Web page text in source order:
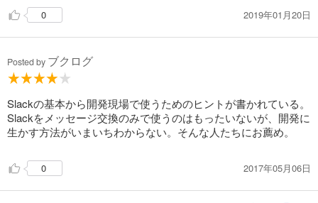
0 2019年01月20日
Posted by ブクログ
Slackの基本から開発現場で使うためのヒントが書かれている。
Slackをメッセージ交換のみで使うのはもったいないが、開発に
生かす方法がいまいちわからない。そんな人たちにお薦め。
0 2017年05月06日